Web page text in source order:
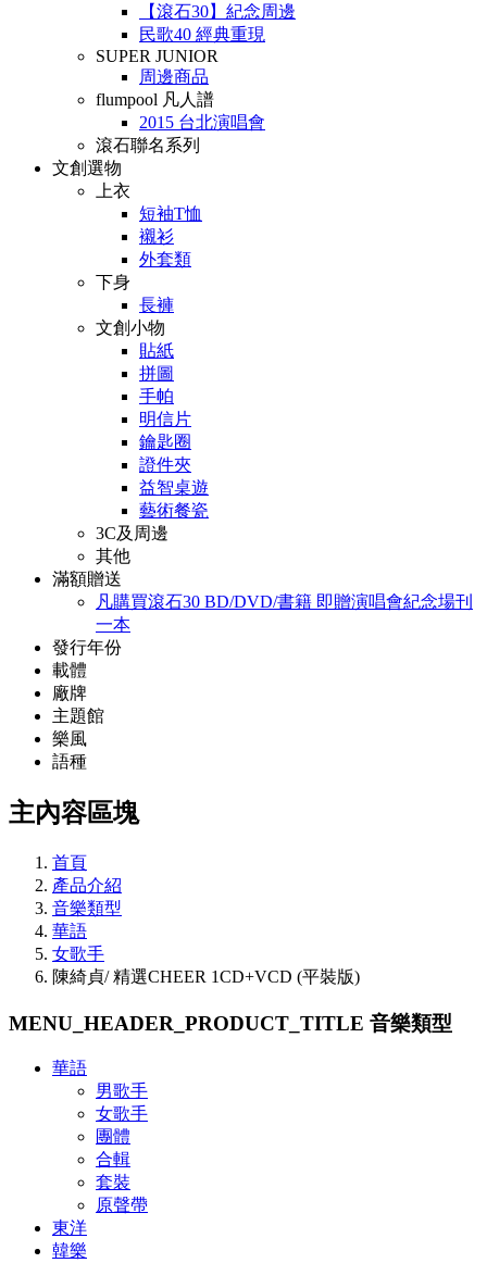
【滾石30】紀念周邊
民歌40 經典重現
SUPER JUNIOR
周邊商品
flumpool 凡人譜
2015 台北演唱會
滾石聯名系列
文創選物
上衣
短袖T恤
襯衫
外套類
下身
長褲
文創小物
貼紙
拼圖
手帕
明信片
鑰匙圈
證件夾
益智桌遊
藝術餐瓷
3C及周邊
其他
滿額贈送
凡購買滾石30 BD/DVD/書籍 即贈演唱會紀念場刊
一本
發行年份
載體
廠牌
主題館
樂風
語種
主內容區塊
首頁
產品介紹
音樂類型
華語
女歌手
陳綺貞/ 精選CHEER 1CD+VCD (平裝版)
MENU_HEADER_PRODUCT_TITLE 音樂類型
華語
男歌手
女歌手
團體
合輯
套裝
原聲帶
東洋
韓樂